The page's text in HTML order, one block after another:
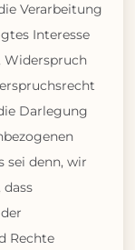
Verarbeitung
Interesse
Widerspruch
Darlegung
sei denn, wir
Rechte